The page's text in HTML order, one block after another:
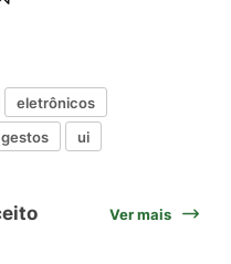
eletrônicos
gestos ui
Ver mais